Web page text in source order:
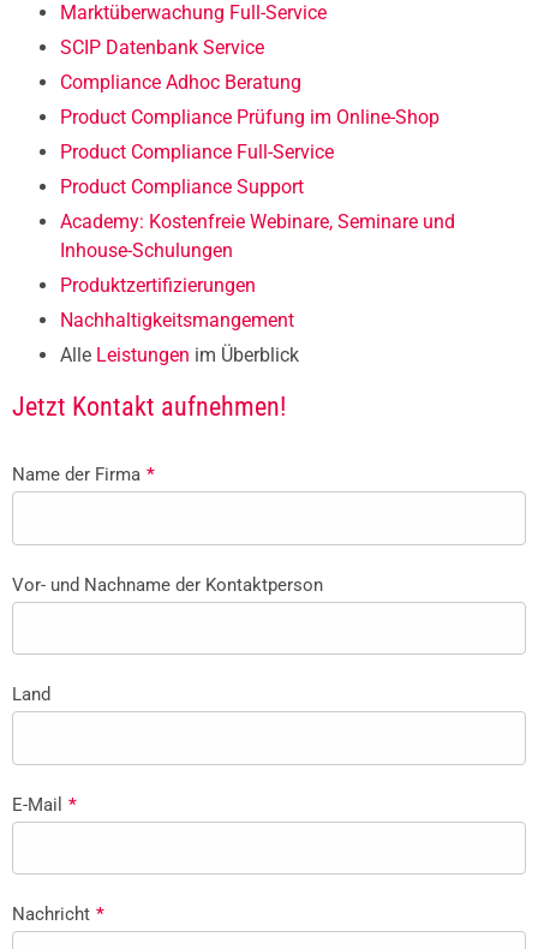
Marktüberwachung Full-Service
SCIP Datenbank Service
Compliance Adhoc Beratung
Product Compliance Prüfung im Online-Shop
Product Compliance Full-Service
Product Compliance Support
Academy: Kostenfreie Webinare, Seminare und
Inhouse-Schulungen
Produktzertifizierungen
Nachhaltigkeitsmangement
Alle Leistungen im Überblick
Jetzt Kontakt aufnehmen!
Name der Firma *
Vor- und Nachname der Kontaktperson
Land
E-Mail *
Nachricht *